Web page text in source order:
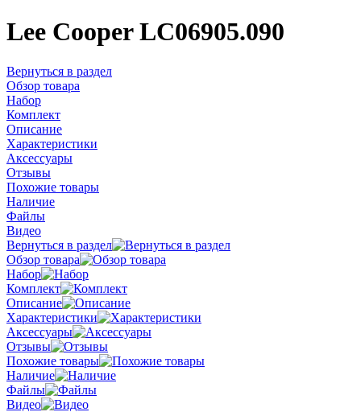
Lee Cooper LC06905.090
Вернуться в раздел
Обзор товара
Набор
Комплект
Описание
Характеристики
Аксессуары
Отзывы
Похожие товары
Наличие
Файлы
Видео
Вернуться в раздел
Обзор товара
Набор
Комплект
Описание
Характеристики
Аксессуары
Отзывы
Похожие товары
Наличие
Файлы
Видео